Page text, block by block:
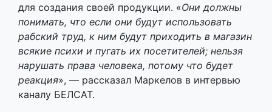
для создания своей продукции. «Они должны
понимать, что если они будут использовать
рабский труд, к ним будут приходить в магазин
всякие психи и пугать их посетителей; нельзя
нарушать права человека, потому что будет
реакция», — рассказал Маркелов в интервью
каналу БЕЛСАТ.